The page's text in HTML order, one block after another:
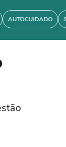
AUTOCUIDADO